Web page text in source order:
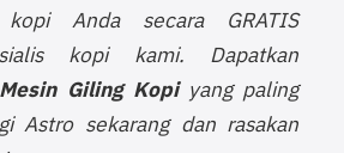
kopi Anda secara GRATIS
kopi kami. Dapatkan
Mesin Giling Kopiyang paling
Astro sekarang dan rasakan